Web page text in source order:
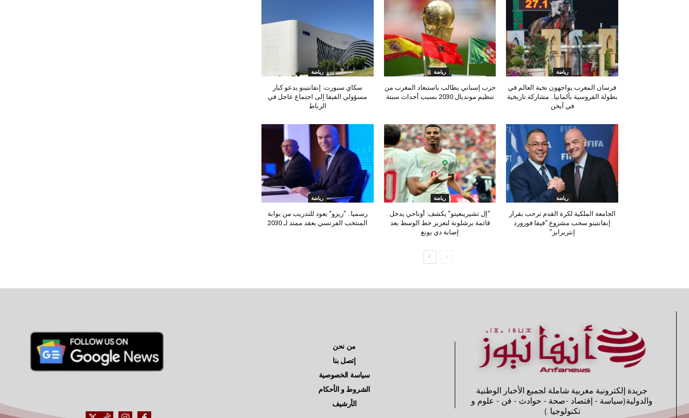
رياضة
فرسان المغرب يواجهون نخبة العالم في
بطولة الفروسية بألمانيا.. مشاركة تاريخية
في آيخن
رياضة
حزب إسباني يطالب باستبعاد المغرب من
تنظيم مونديال 2030 بسبب أحداث سبتة
رياضة
سكاي سبورت: إنفانتينو يدعو كبار
مسؤولي الفيفا إلى اجتماع عاجل في
الرباط
رياضة
الجامعة الملكية لكرة القدم ترحب بقرار
إنفانتينو سحب مشروع “فيفا فورورد
إنتربرايز”
رياضة
“إل تشيرينغيتو” يكشف: أوناحي يدخل
قائمة برشلونة لتعزيز خط الوسط بعد
إصابة دي يونغ
رياضة
رسميا.. “زيزو” يعود للتدريب من بوابة
المنتخب الفرنسي بعقد ممتد لـ 2030
جريدة إلكترونية مغربية شاملة لجميع الأخبار الوطنية
والدولية(سياسة - إقتصاد -صحة - حوادث - فن - علوم و
تكنولوجيا .)
من نحن
إتصل بنا
سياسة الخصوصية
الشروط و الأحكام
الأرشيف